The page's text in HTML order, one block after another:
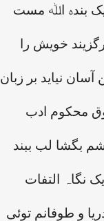
بندہ اﷲ مست
خویش را
نیاید بر زبان
محکوم ادب
بگشا لب ببند
نگاہ التفات
و طوفانم توئی